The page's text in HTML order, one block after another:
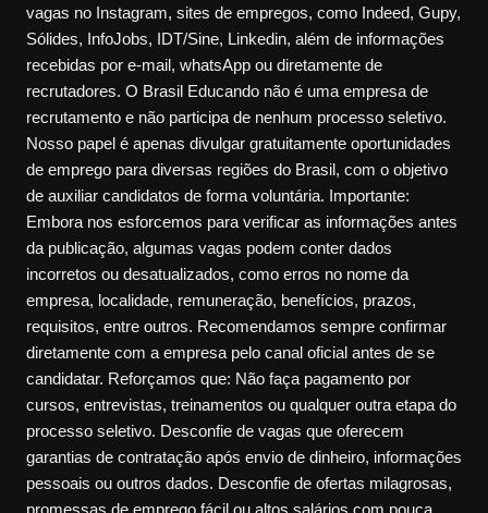
vagas no Instagram, sites de empregos, como Indeed, Gupy,
Sólides, InfoJobs, IDT/Sine, Linkedin, além de informações
recebidas por e-mail, whatsApp ou diretamente de
recrutadores. O Brasil Educando não é uma empresa de
recrutamento e não participa de nenhum processo seletivo.
Nosso papel é apenas divulgar gratuitamente oportunidades
de emprego para diversas regiões do Brasil, com o objetivo
de auxiliar candidatos de forma voluntária. Importante:
Embora nos esforcemos para verificar as informações antes
da publicação, algumas vagas podem conter dados
incorretos ou desatualizados, como erros no nome da
empresa, localidade, remuneração, benefícios, prazos,
requisitos, entre outros. Recomendamos sempre confirmar
diretamente com a empresa pelo canal oficial antes de se
candidatar. Reforçamos que: Não faça pagamento por
cursos, entrevistas, treinamentos ou qualquer outra etapa do
processo seletivo. Desconfie de vagas que oferecem
garantias de contratação após envio de dinheiro, informações
pessoais ou outros dados. Desconfie de ofertas milagrosas,
promessas de emprego fácil ou altos salários com pouca